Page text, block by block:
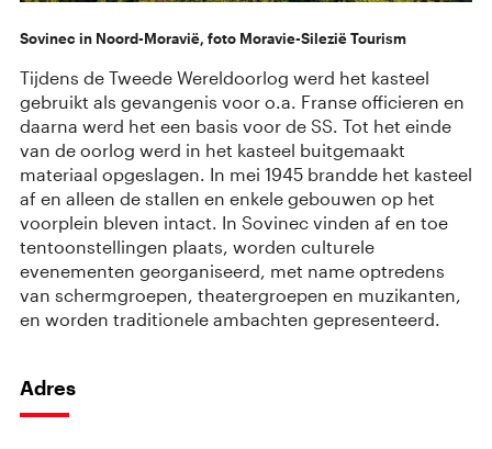
Sovinec in Noord-Moravië, foto Moravie-Silezië Tourism
Tijdens de Tweede Wereldoorlog werd het kasteel
gebruikt als gevangenis voor o.a. Franse officieren en
daarna werd het een basis voor de SS. Tot het einde
van de oorlog werd in het kasteel buitgemaakt
materiaal opgeslagen. In mei 1945 brandde het kasteel
af en alleen de stallen en enkele gebouwen op het
voorplein bleven intact. In Sovinec vinden af ​​en toe
tentoonstellingen plaats, worden culturele
evenementen georganiseerd, met name optredens
van schermgroepen, theatergroepen en muzikanten,
en worden traditionele ambachten gepresenteerd.
Adres